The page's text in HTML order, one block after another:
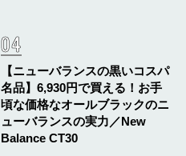
【ニューバランスの黒いコスパ
名品】6,930円で買える！お手
頃な価格なオールブラックのニ
ューバランスの実力／New
Balance CT30